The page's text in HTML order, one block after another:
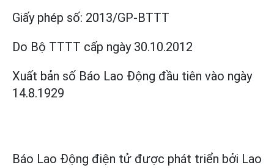
Giấy phép số: 2013/GP-BTTT
Do Bộ TTTT cấp ngày 30.10.2012
Xuất bản số Báo Lao Động đầu tiên vào ngày
14.8.1929
Báo Lao Động điện tử được phát triển bởi Lao